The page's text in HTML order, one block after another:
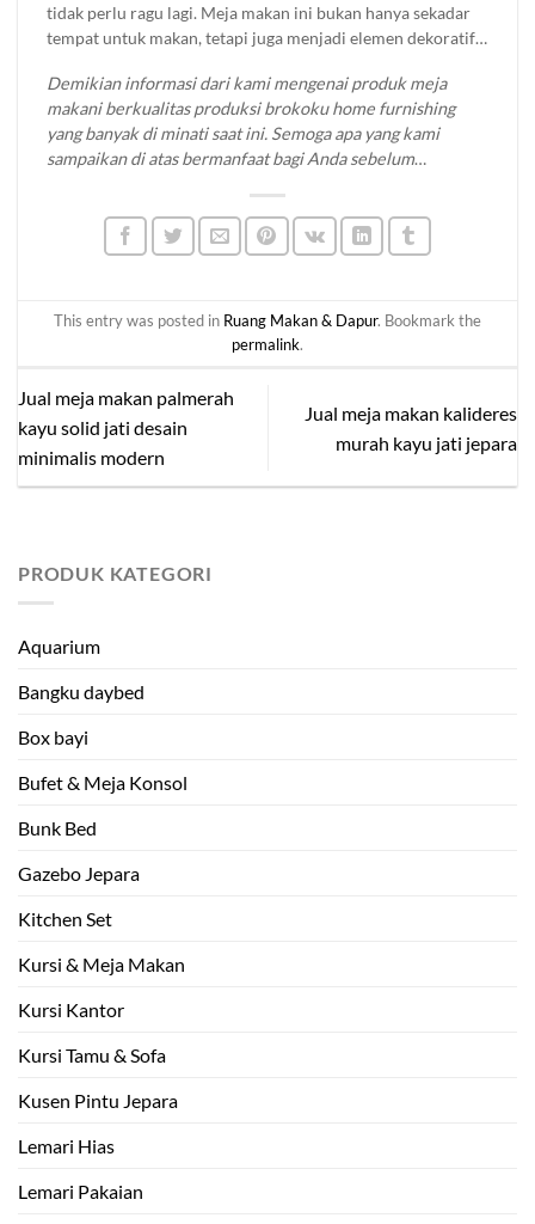
tidak perlu ragu lagi. Meja makan ini bukan hanya sekadar
tempat untuk makan, tetapi juga menjadi elemen dekoratif
Demikian informasi dari kami mengenai produk meja
makani berkualitas produksi brokoku home furnishing
yang banyak di minati saat ini. Semoga apa yang kami
sampaikan di atas bermanfaat bagi Anda sebelum
kami silahkan menujuproduk katalog
di website
brokoku.com , silakan klik tombol WA untuk info lebih
This entry was posted in Ruang Makan & Dapur. Bookmark the
permalink.
Jual meja makan palmerah
kayu solid jati desain
minimalis modern
Jual meja makan kalideres
murah kayu jati jepara
PRODUK KATEGORI
Aquarium
Bangku daybed
Box bayi
Bufet & Meja Konsol
Bunk Bed
Gazebo Jepara
Kitchen Set
Kursi & Meja Makan
Kursi Kantor
Kursi Tamu & Sofa
Kusen Pintu Jepara
Lemari Hias
Lemari Pakaian